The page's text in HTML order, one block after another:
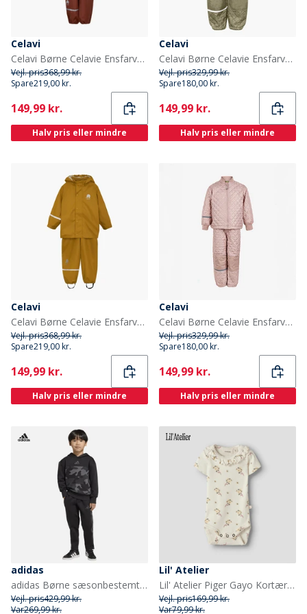
Celavi
Celavi Børne Celavie Ensfarvet PU Basis Regntøjs Sæt Tortoise Shell
Vejl. pris368,99 kr.
Spare219,00 kr.
Current
149,99 kr.
Halv pris eller mindre
Celavi
Celavi Børne Celavie Ensfarvet Basis Termosæt Khaki
Vejl. pris329,99 kr.
Spare180,00 kr.
Current
149,99 kr.
Halv pris eller mindre
Celavi
Celavi Børne Celavie Ensfarvet PU Basis Regntøjs Sæt Buckthorn Brown
Vejl. pris368,99 kr.
Spare219,00 kr.
Current
149,99 kr.
Halv pris eller mindre
Celavi
Celavi Børne Celavie Ensfarvet Basis Termosæt Misty Rose
Vejl. pris329,99 kr.
Spare180,00 kr.
Current
149,99 kr.
Halv pris eller mindre
adidas
adidas Børne sæsonbestemte essentials camouflage træningsdragt Sort/Carbon
Vejl. pris429,99 kr.
Var269,99 kr.
Lil' Atelier
Lil' Atelier Piger Gayo Kortærmet Bodystocking Coconut Milk
Vejl. pris169,99 kr.
Var79,99 kr.